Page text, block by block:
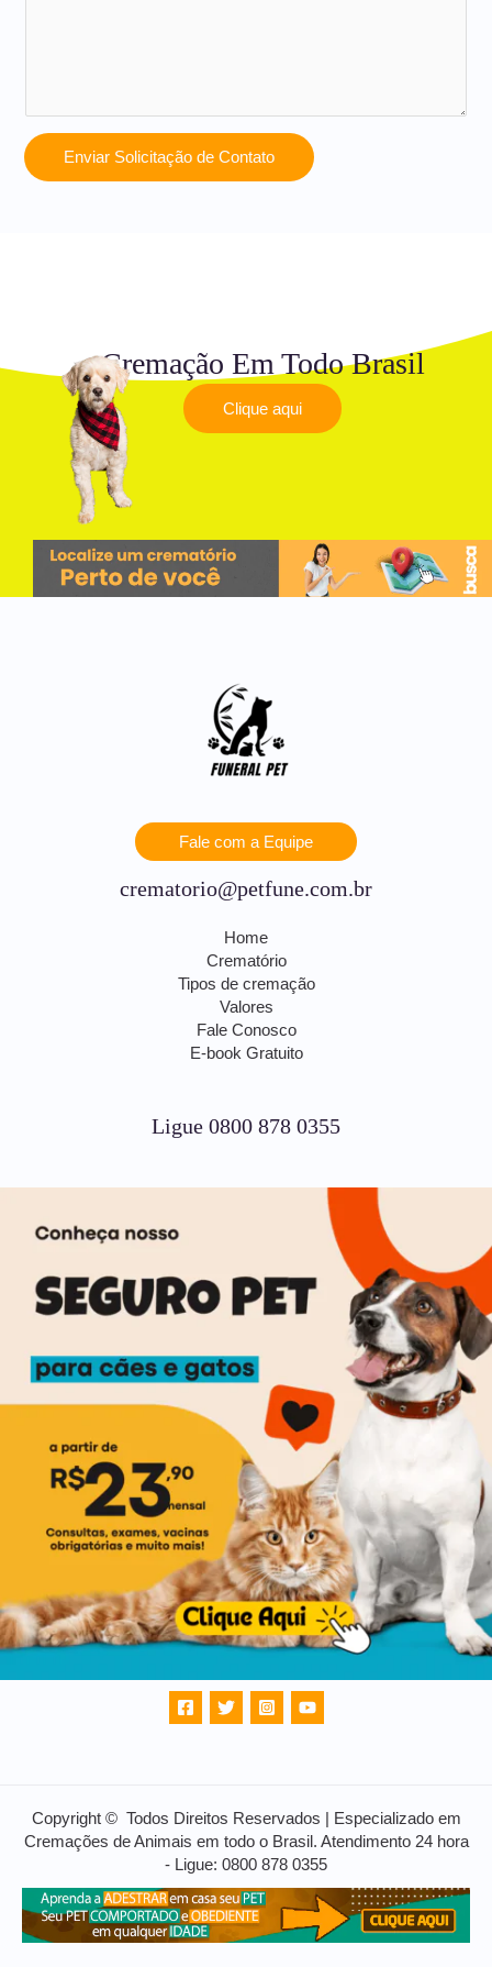
Enviar Solicitação de Contato
Cremação Em Todo Brasil
Clique aqui
Fale com a Equipe
crematorio@petfune.com.br
Home
Crematório
Tipos de cremação
Valores
Fale Conosco
E-book Gratuito
Ligue 0800 878 0355
Copyright © Todos Direitos Reservados | Especializado em
Cremações de Animais em todo o Brasil. Atendimento 24 hora
- Ligue: 0800 878 0355